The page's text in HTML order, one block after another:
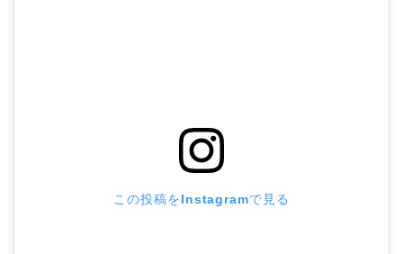
この投稿をInstagramで見る